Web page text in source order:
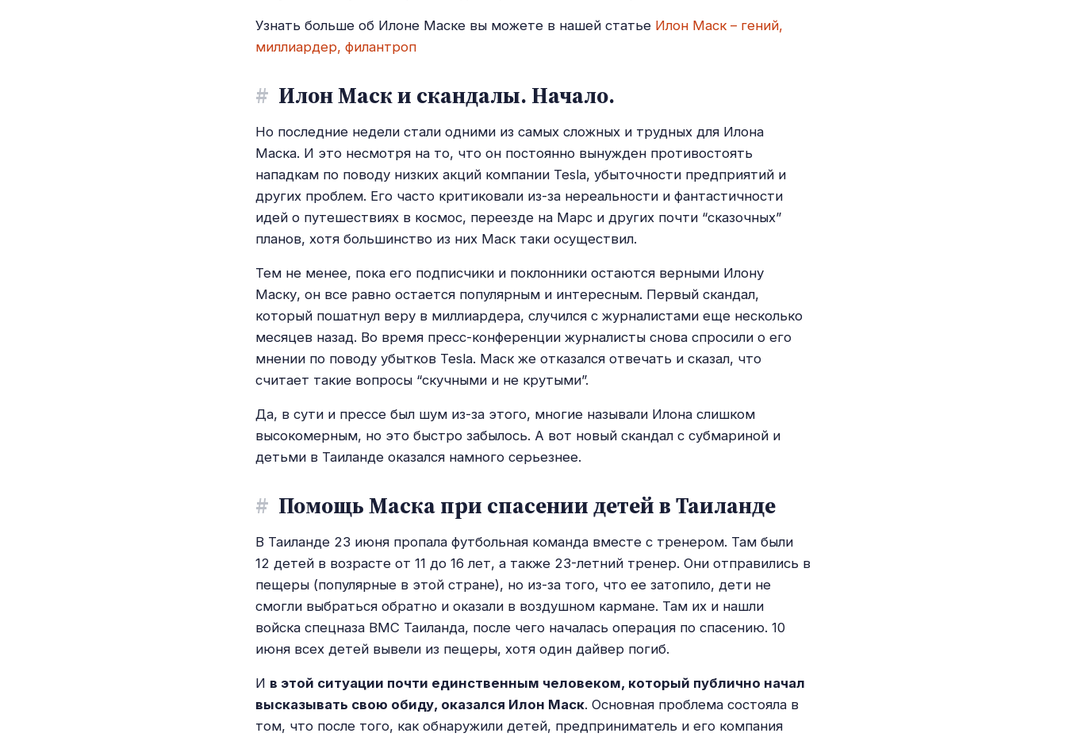
Узнать больше об Илоне Маске вы можете в нашей статье Илон Маск – гений,
миллиардер, филантроп
# Илон Маск и скандалы. Начало.
Но последние недели стали одними из самых сложных и трудных для Илона
Маска. И это несмотря на то, что он постоянно вынужден противостоять
нападкам по поводу низких акций компании Tesla, убыточности предприятий и
других проблем. Его часто критиковали из-за нереальности и фантастичности
идей о путешествиях в космос, переезде на Марс и других почти “сказочных”
планов, хотя большинство из них Маск таки осуществил.
Тем не менее, пока его подписчики и поклонники остаются верными Илону
Маску, он все равно остается популярным и интересным. Первый скандал,
который пошатнул веру в миллиардера, случился с журналистами еще несколько
месяцев назад. Во время пресс-конференции журналисты снова спросили о его
мнении по поводу убытков Tesla. Маск же отказался отвечать и сказал, что
считает такие вопросы “скучными и не крутыми”.
Да, в сути и прессе был шум из-за этого, многие называли Илона слишком
высокомерным, но это быстро забылось. А вот новый скандал с субмариной и
детьми в Таиланде оказался намного серьезнее.
# Помощь Маска при спасении детей в Таиланде
В Таиланде 23 июня пропала футбольная команда вместе с тренером. Там были
12 детей в возрасте от 11 до 16 лет, а также 23-летний тренер. Они отправились в
пещеры (популярные в этой стране), но из-за того, что ее затопило, дети не
смогли выбраться обратно и оказали в воздушном кармане. Там их и нашли
войска спецназа ВМС Таиланда, после чего началась операция по спасению. 10
июня всех детей вывели из пещеры, хотя один дайвер погиб.
И в этой ситуации почти единственным человеком, который публично начал
высказывать свою обиду, оказался Илон Маск. Основная проблема состояла в
том, что после того, как обнаружили детей, предприниматель и его компания